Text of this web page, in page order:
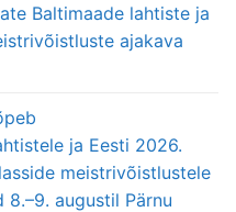
Baltimaade lahtiste ja
ajakava
ja Eesti 2026.
meistrivõistlustele
augustil Pärnu